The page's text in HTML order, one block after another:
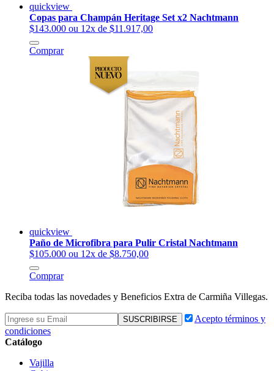
quickview
Copas para Champán Heritage Set x2 Nachtmann
$143.000 ou 12x de $11.917,00
Comprar
quickview
Paño de Microfibra para Pulir Cristal Nachtmann
$105.000 ou 12x de $8.750,00
Comprar
Reciba todas las novedades y Beneficios Extra de Carmiña Villegas.
Acepto términos y
condiciones
Catálogo
Vajilla